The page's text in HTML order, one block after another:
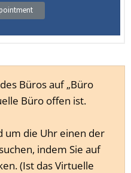
Büros auf „Büro
Büro offen ist.
um die Uhr einen der
indem Sie auf
(Ist das Virtuelle